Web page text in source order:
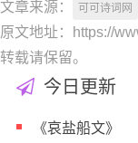
文章来源：
可可诗词网
原文地址：https://
转载请保留。
今日更新
《哀盐船文》